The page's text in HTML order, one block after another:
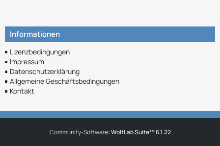
Informationen
Lizenzbedingungen
Impressum
Datenschutzerklärung
Allgemeine Geschäftsbedingungen
Kontakt
Community-Software:WoltLab Suite™ 6.1.22